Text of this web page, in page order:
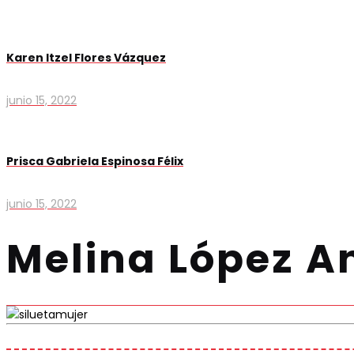
Karen Itzel Flores Vázquez
junio 15, 2022
Prisca Gabriela Espinosa Félix
junio 15, 2022
Melina López